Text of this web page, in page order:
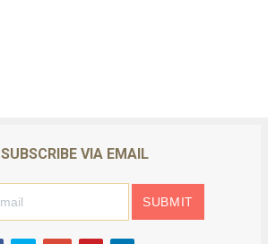
SUBSCRIBE VIA EMAIL